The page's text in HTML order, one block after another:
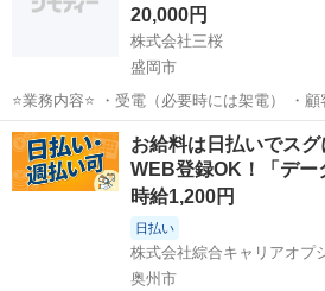
20,000円
株式会社三桜
盛岡市
⭐️業務内容⭐️ ・受電（必要時には架電） ・
料作成 ・見積書、請求書作成 ・報告書作成
稼働時
岩手 盛岡市 一般事務
お給料は日払いでス
WEB登録OK！「デ
時給1,200円
日払い
株式会社綜合キャリアオプ
奥州市